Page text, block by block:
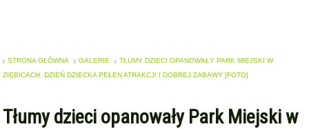
STRONA GŁÓWNA GALERIE
TŁUMY DZIECI OPANOWAŁY PARK MIEJSKI W
ZIĘBICACH. DZIEŃ DZIECKA PEŁEN ATRAKCJI I DOBREJ ZABAWY [FOTO]
Tłumy dzieci opanowały Park Miejski w